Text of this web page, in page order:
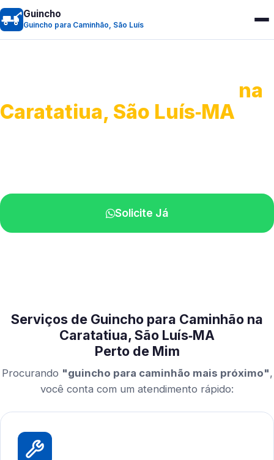
Guincho
Guincho para Caminhão, São Luís
na
Caratatiua, São Luís‑MA
Solicite Já
Serviços de Guincho para Caminhão na
Caratatiua, São Luís‑MA
Perto de Mim
Procurando "guincho para caminhão mais próximo",
você conta com um atendimento rápido: